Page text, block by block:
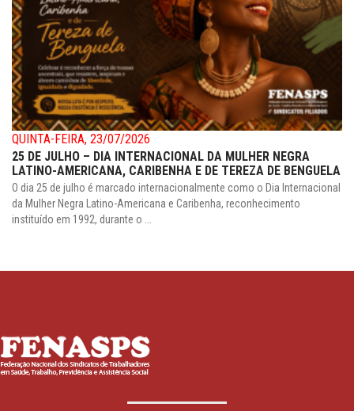
QUINTA-FEIRA, 23/07/2026
25 DE JULHO – DIA INTERNACIONAL DA MULHER NEGRA
LATINO-AMERICANA, CARIBENHA E DE TEREZA DE BENGUELA
O dia 25 de julho é marcado internacionalmente como o Dia Internacional
da Mulher Negra Latino-Americana e Caribenha, reconhecimento
instituído em 1992, durante o ...